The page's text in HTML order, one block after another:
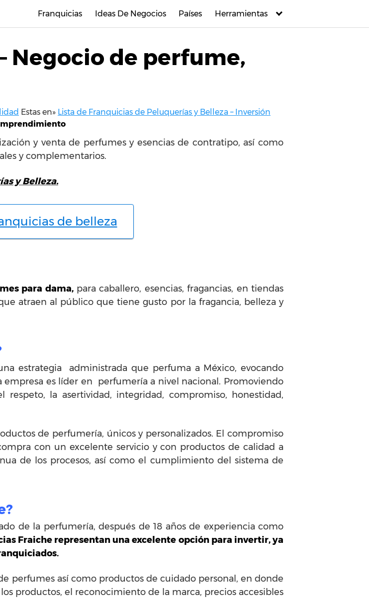
Franquicias Ideas De Negocios Países Herramientas
Negocio de perfume,
Estas en» Lista de Franquicias de Peluquerías y Belleza – Inversión
y venta de perfumes y esencias de contratipo, así como
y complementarios.
y Belleza.
de belleza
para dama,para caballero, esencias, fragancias, en tiendas
atraen al público que tiene gusto por la fragancia, belleza y
estrategia administrada que perfuma a México, evocando
empresa es líder en perfumería a nivel nacional. Promoviendo
la asertividad, integridad, compromiso, honestidad,
de perfumería, únicos y personalizados. El compromiso
con un excelente servicio y con productos de calidad a
de los procesos, así como el cumplimiento del sistema de
de la perfumería, después de 18 años de experiencia como
Fraiche representan una excelente opción para invertir, ya
perfumes así como productos de cuidado personal, en donde
productos, el reconocimiento de la marca, precios accesibles